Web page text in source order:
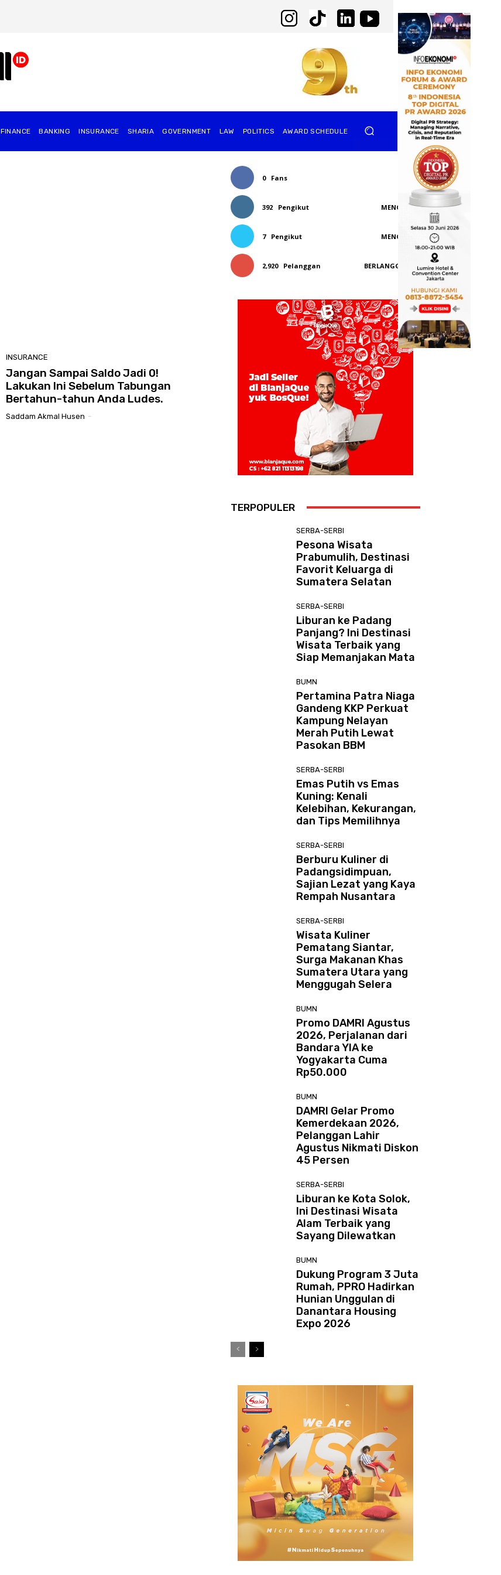
FINANCE BANKING INSURANCE SHARIA GOVERNMENT ⁠LAW POLITICS AWARD SCHEDULE
INSURANCE
Jangan Sampai Saldo Jadi 0!
Lakukan Ini Sebelum Tabungan
Bertahun-tahun Anda Ludes.
Saddam Akmal Husen -
0 Fans SUKA
392 Pengikut MENGIKUTI
7 Pengikut MENGIKUTI
2,920 Pelanggan BERLANGGANAN
TERPOPULER
SERBA-SERBI
Pesona Wisata
Prabumulih, Destinasi
Favorit Keluarga di
Sumatera Selatan
SERBA-SERBI
Liburan ke Padang
Panjang? Ini Destinasi
Wisata Terbaik yang
Siap Memanjakan Mata
BUMN
Pertamina Patra Niaga
Gandeng KKP Perkuat
Kampung Nelayan
Merah Putih Lewat
Pasokan BBM
SERBA-SERBI
Emas Putih vs Emas
Kuning: Kenali
Kelebihan, Kekurangan,
dan Tips Memilihnya
SERBA-SERBI
Berburu Kuliner di
Padangsidimpuan,
Sajian Lezat yang Kaya
Rempah Nusantara
SERBA-SERBI
Wisata Kuliner
Pematang Siantar,
Surga Makanan Khas
Sumatera Utara yang
Menggugah Selera
BUMN
Promo DAMRI Agustus
2026, Perjalanan dari
Bandara YIA ke
Yogyakarta Cuma
Rp50.000
BUMN
DAMRI Gelar Promo
Kemerdekaan 2026,
Pelanggan Lahir
Agustus Nikmati Diskon
45 Persen
SERBA-SERBI
Liburan ke Kota Solok,
Ini Destinasi Wisata
Alam Terbaik yang
Sayang Dilewatkan
BUMN
Dukung Program 3 Juta
Rumah, PPRO Hadirkan
Hunian Unggulan di
Danantara Housing
Expo 2026